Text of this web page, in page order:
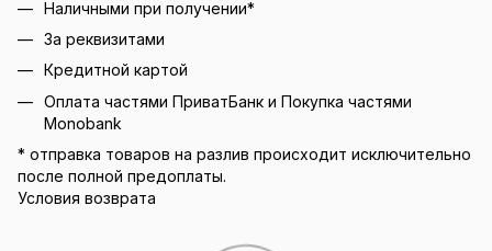
Наличными при получении*
За реквизитами
Кредитной картой
Оплата частями ПриватБанк и Покупка частями
Monobank
* отправка товаров на разлив происходит исключительно
после полной предоплаты.
Условия возврата